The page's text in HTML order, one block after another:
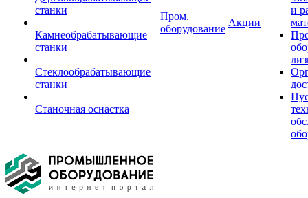
станки
Камнеобрабатывающие
станки
Стеклообрабатывающие
станки
Станочная оснастка
Пром.
оборудование
Акции
и